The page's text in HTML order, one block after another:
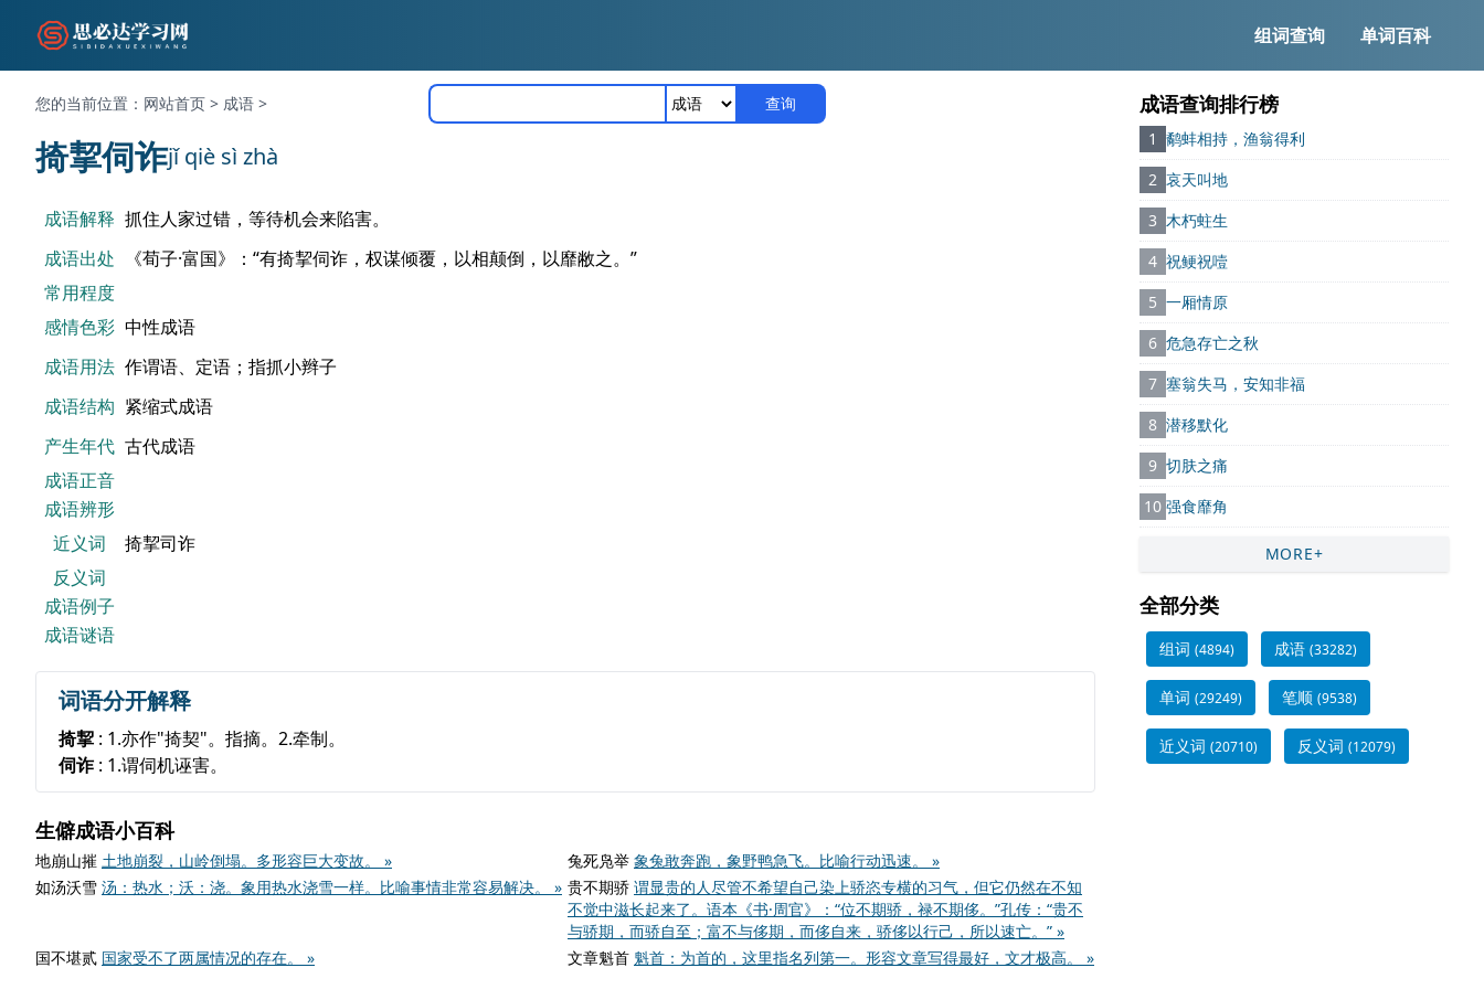
组词查询 单词百科
您的当前位置： 网站首页 > 成语 > 查询
掎挈伺诈jǐ qiè sì zhà
成语解释 抓住人家过错，等待机会来陷害。
成语出处
《荀子·富国》：“有掎挈伺诈，权谋倾覆，以相颠倒，以靡敝之。”
常用程度
感情色彩 中性成语
成语用法 作谓语、定语；指抓小辫子
成语结构 紧缩式成语
产生年代 古代成语
成语正音
成语辨形
近义词
掎挈司诈
反义词
成语例子
成语谜语
词语分开解释
掎挈 : 1.亦作"掎契"。指摘。2.牵制。
伺诈: 1.谓伺机诬害。
生僻成语小百科
地崩山摧 土地崩裂，山岭倒塌。多形容巨大变故。 » 兔死凫举 象兔敢奔跑，象野鸭急飞。比喻行动迅速。 »
如汤沃雪 汤：热水；沃：浇。象用热水浇雪一样。比喻事情非常容易解决。 » 贵不期骄 谓显贵的人尽管不希望自己染上骄恣专横的习气，但它仍然在不知
不觉中滋长起来了。语本《书·周官》：“位不期骄，禄不期侈。”孔传：“贵不
与骄期，而骄自至；富不与侈期，而侈自来，骄侈以行己，所以速亡。” »
国不堪贰 国家受不了两属情况的存在。 » 文章魁首 魁首：为首的，这里指名列第一。形容文章写得最好，文才极高。 »
成语查询排行榜
1 鹬蚌相持，渔翁得利
2 哀天叫地
3 木朽蛀生
4 祝鲠祝噎
5 一厢情原
6 危急存亡之秋
7 塞翁失马，安知非福
8 潜移默化
9 切肤之痛
10 强食靡角
MORE+
全部分类
组词 (4894) 成语 (33282)
单词 (29249) 笔顺 (9538)
近义词 (20710) 反义词 (12079)